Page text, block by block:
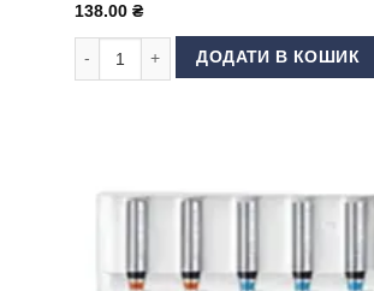
138.00 ₴
Голки Schmetz OVERLOCK 80 кількість
ДОДАТИ В КОШИК